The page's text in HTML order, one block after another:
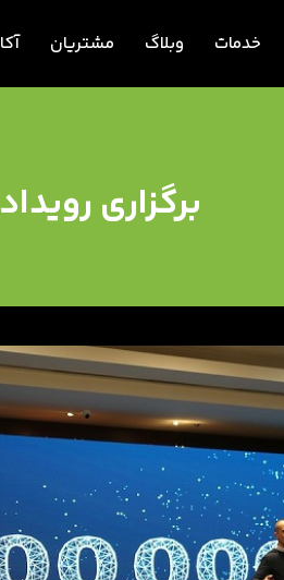
خدمات وبلاگ مشتریان
برگزاری